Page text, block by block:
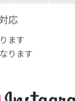
応
ます
ります